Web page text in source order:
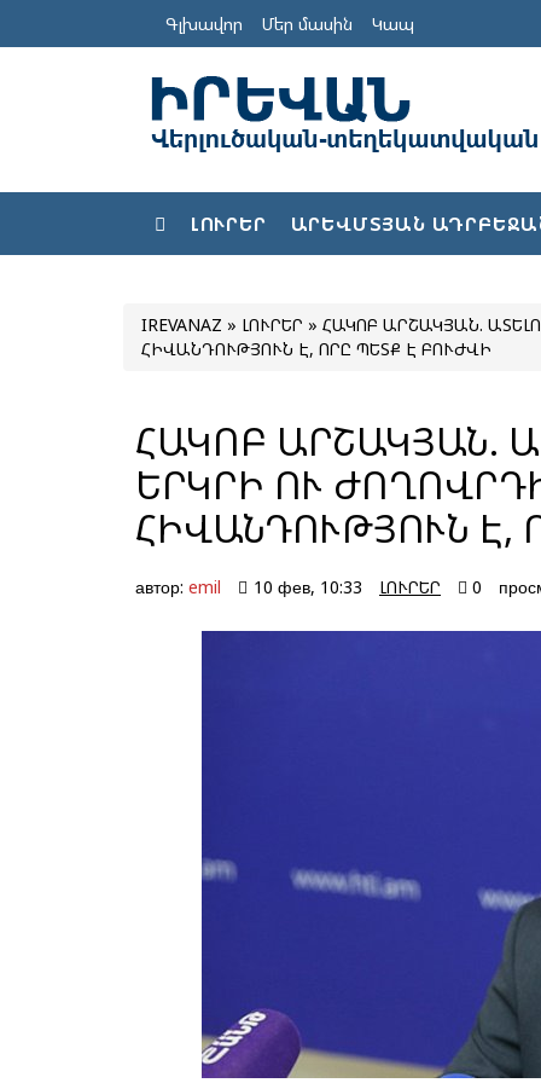
Գլխավոր Մեր մասին Կապ
ԼՈՒՐԵՐ ԱՐԵՎՄՏՅԱՆ
IREVANAZ » ԼՈՒՐԵՐ » ՀԱԿՈԲ ԱՐՇԱԿՅԱՆ.
ՀԻՎԱՆԴՈՒԹՅՈՒՆ Է, ՈՐԸ ՊԵՏՔ Է ԲՈՒԺՎԻ
ՀԱԿՈԲ ԱՐՇԱԿՅԱՆ.
ԵՐԿՐԻ ՈՒ
ՀԻՎԱՆԴՈՒԹՅՈՒՆ Է,
автор: emil 10 фев, 10:33 ԼՈՒՐԵՐ 0